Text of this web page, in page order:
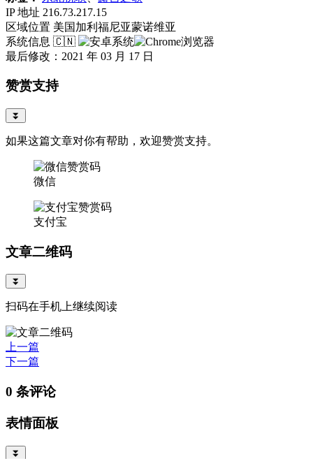
IP 地址 216.73.217.15
区域位置 美国加利福尼亚蒙诺维亚
系统信息 🇨🇳
最后修改：2021 年 03 月 17 日
赞赏支持
⏬
如果这篇文章对你有帮助，欢迎赞赏支持。
微信
支付宝
文章二维码
⏬
扫码在手机上继续阅读
上一篇
下一篇
0 条评论
表情面板
⏬